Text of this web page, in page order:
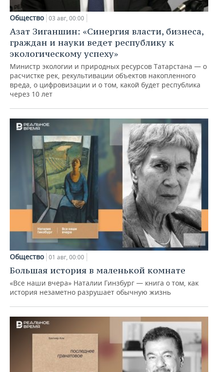
Общество 03 авг, 00:00
Азат Зиганшин: «Синергия власти, бизнеса,
граждан и науки ведет республику к
экологическому успеху»
Министр экологии и природных ресурсов Татарстана — о
расчистке рек, рекультивации объектов накопленного
вреда, о цифровизации и о том, какой будет республика
через 10 лет
Общество 01 авг, 00:00
Большая история в маленькой комнате
«Все наши вчера» Наталии Гинзбург — книга о том, как
история незаметно разрушает обычную жизнь